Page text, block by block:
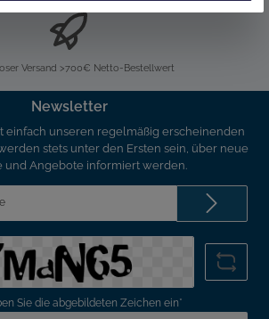
Versand >700€ Netto-Bestellwert
Newsletter
einfach unseren regelmäßig erscheinenden
stets unter den Ersten sein, über neue
und Angebote informiert werden.
Sie die abgebildeten Zeichen ein*